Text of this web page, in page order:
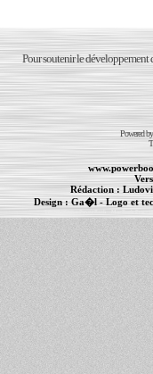
Pour soutenir le développement
Powered
Rédaction :
Design : Ga�l- Logo et